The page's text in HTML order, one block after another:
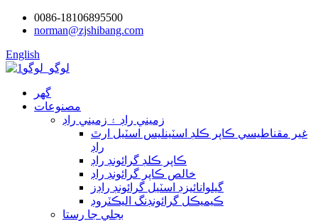
0086-18106895500
norman@zjshibang.com
English
گھر
مصنوعات
زميني راڊ ۽ زميني راڊ
غير مقناطيسي ڪاپر ڪلڊ اسٽينلیس اسٽيل ارٿ
راڊ
ڪاپر ڪلڊ گرائونڊ راڊ
خالص ڪاپر گرائونڊ راڊ
گيلوانائيزڊ اسٽيل گرائونڊ راڊز
ڪيميڪل گرائونڊنگ اليڪٽروڊ
بجلي جا رستا